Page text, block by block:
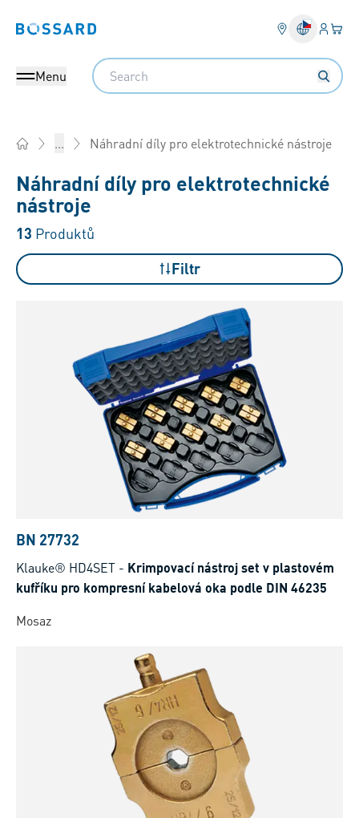
Bossard homepage Váš
Menu
Search
... Náhradní díly pro elektrotechnické nástroje
Náhradní díly pro elektrotechnické
nástroje
13 Produktů
Filtr
BN 27732
Klauke® HD4SET - Krimpovací nástroj set v plastovém
kufříku pro kompresní kabelová oka podle DIN 46235
Mosaz